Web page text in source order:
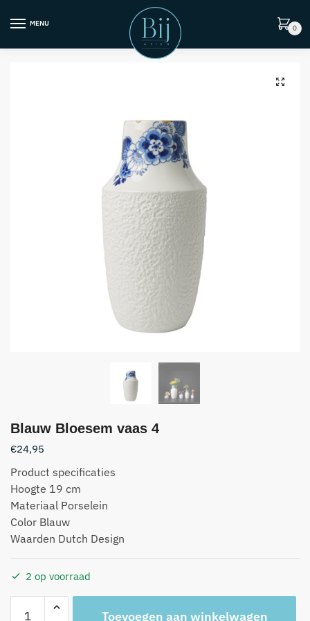
MENU
0
Blauw Bloesem vaas 4
€24,95
Product specificaties
Hoogte 19 cm
Materiaal Porselein
Color Blauw
Waarden Dutch Design
2 op voorraad
Toevoegen aan winkelwagen